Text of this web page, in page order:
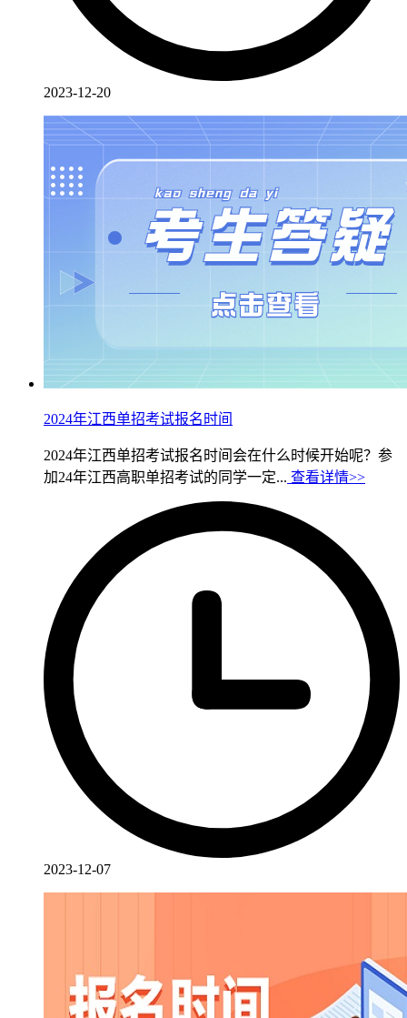
2023-12-20
2024年江西单招考试报名时间
2024年江西单招考试报名时间会在什么时候开始呢？参
加24年江西高职单招考试的同学一定... 查看详情>>
2023-12-07